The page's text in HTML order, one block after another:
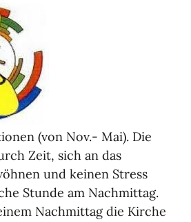
(von Nov.- Mai). Die
Zeit, sich an das
und keinen Stress
Stunde am Nachmittag.
Nachmittag die Kirche